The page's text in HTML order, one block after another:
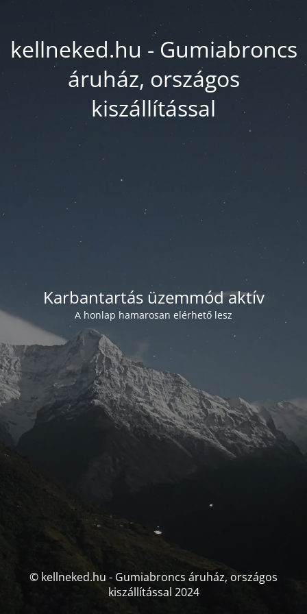
kellneked.hu - Gumiabroncs
áruház, országos
kiszállítással
Karbantartás üzemmód aktív
A honlap hamarosan elérhető lesz
© kellneked.hu - Gumiabroncs áruház, országos
kiszállítással 2024